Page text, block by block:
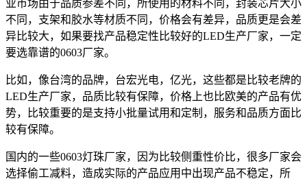
业市场由于品质参差不同，所使用的材料不同，封装芯片大小
不同，支架和胶水等材质不同，价格会有差异，品质更是会差
异比较大，如果要找产品稳定性比较好的LED生产厂家，一定
要选靠谱的0603厂家。
比如，像台湾的品牌，台宏光电，亿光，这些都是比较老牌的
LED生产厂家，品质比较有保障，价格上也比欧美的产品有优
势，比较重要的是支持小批量试用和定制，服务和品质方面比
较有保障。
国内的一些0603灯珠厂家，因为比较侧重性价比，很多厂家会
选择偷工减料，造成实际的产品应用中出现产品不稳定，所